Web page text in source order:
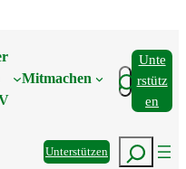
Mitmachen Suchen
Unte
Rstütz
En
UnterstützenSuchen